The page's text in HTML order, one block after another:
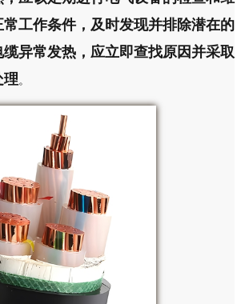
工作条件，及时发现并排除潜在的
异常发热，应立即查找原因并采取
理。